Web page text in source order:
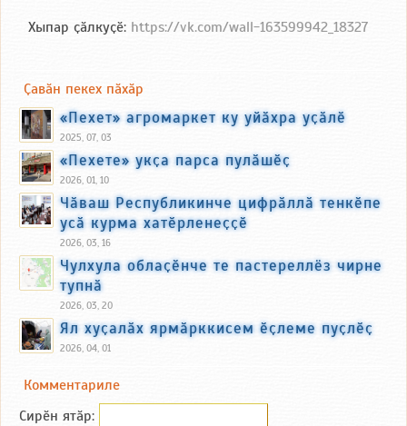
Хыпар ҫӑлкуҫӗ: https://vk.com/wall-163599942_18327
Ҫавӑн пекех пӑхӑр
«Пехет» агромаркет ку уйӑхра уҫӑлӗ
2025, 07, 03
«Пехете» укҫа парса пулӑшӗҫ
2026, 01, 10
Чӑваш Республикинче цифрӑллӑ тенкӗпе
усӑ курма хатӗрленеҫҫӗ
2026, 03, 16
Чулхула облаҫӗнче те пастереллёз чирне
тупнӑ
2026, 03, 20
Ял хуҫалӑх ярмӑрккисем ӗҫлеме пуҫлӗҫ
2026, 04, 01
Комментариле
Сирӗн ятӑp: